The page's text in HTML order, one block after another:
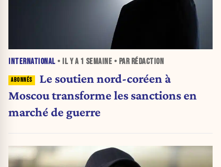
INTERNATIONAL • IL Y A 1 SEMAINE • PAR RÉDACTION
Le soutien nord-coréen à
Moscou transforme les sanctions en
marché de guerre